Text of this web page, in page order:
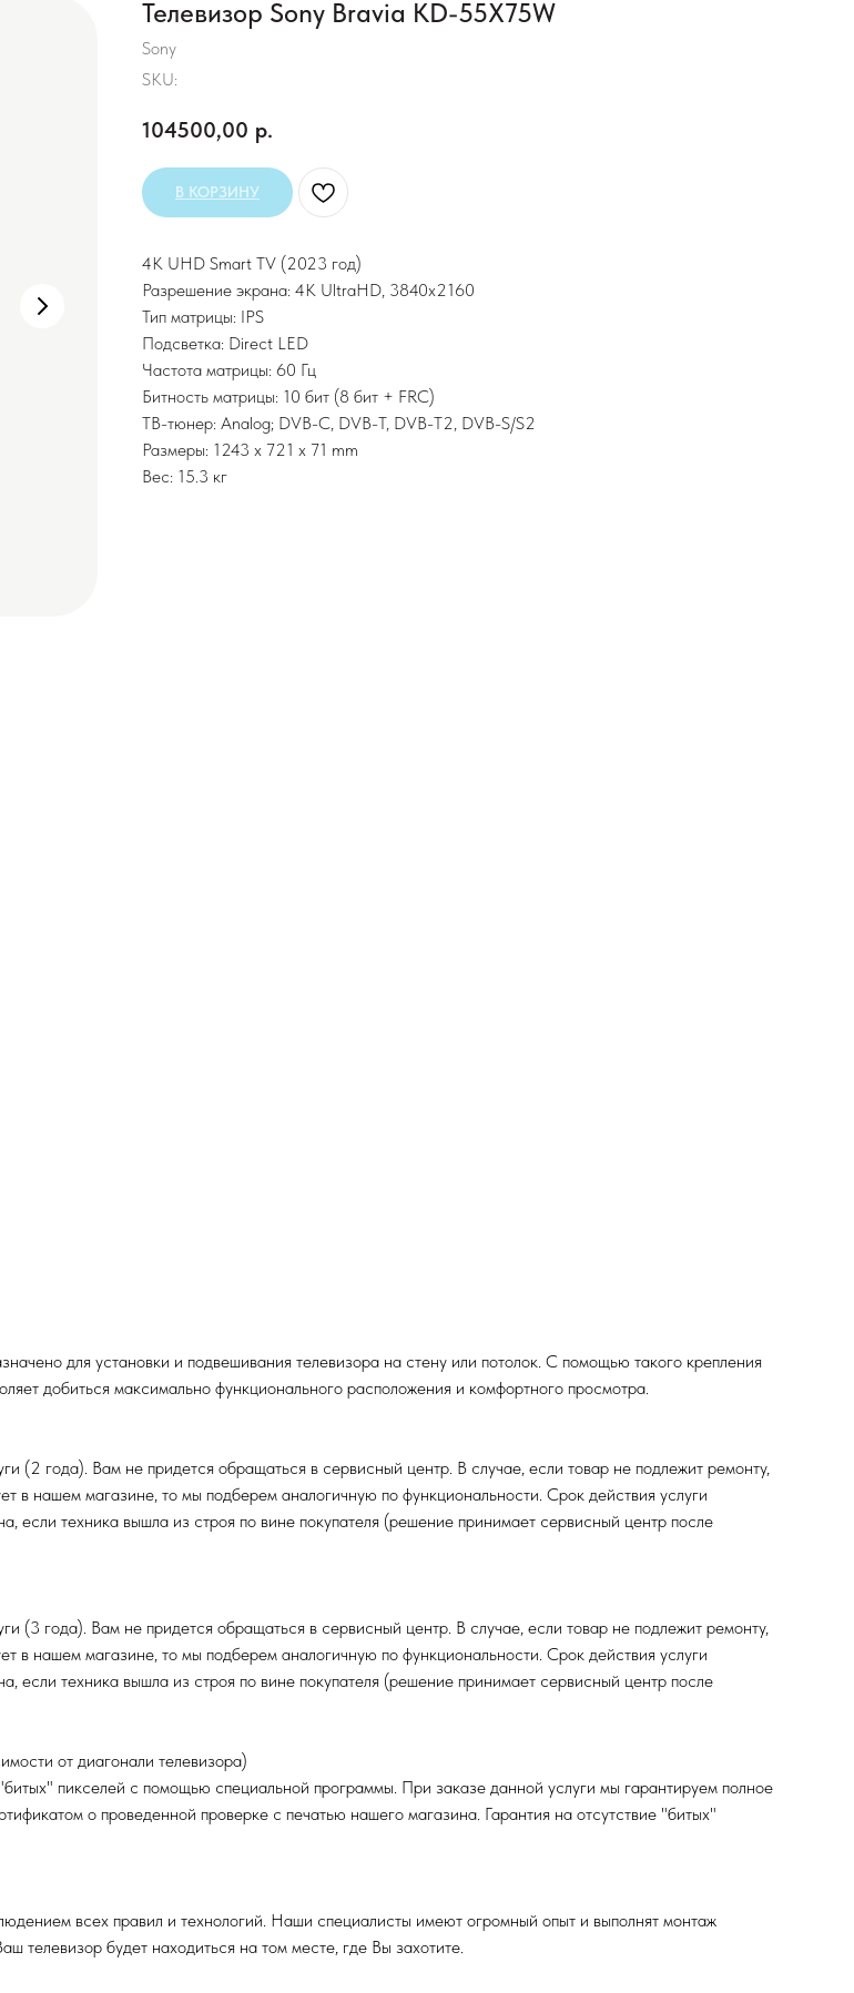
Телевизор Sony Bravia KD-55X75W
Sony
SKU:
104500,00 р.
В КОРЗИНУ
4K UHD Smart TV (2023 год)
Разрешение экрана: 4K UltraHD, 3840х2160
Тип матрицы: IPS
Подсветка: Direct LED
Частота матрицы: 60 Гц
Битность матрицы: 10 бит (8 бит + FRC)
ТВ-тюнер: Analog; DVB-C, DVB-T, DVB-T2, DVB-S/S2
Размеры: 1243 x 721 x 71 mm
Вес: 15.3 кг
для установки и подвешивания телевизора на стену или потолок. С помощью такого крепления
добиться максимально функционального расположения и комфортного просмотра.
(2 года). Вам не придется обращаться в сервисный центр. В случае, если товар не подлежит ремонту,
в нашем магазине, то мы подберем аналогичную по функциональности. Срок действия услуги
если техника вышла из строя по вине покупателя (решение принимает сервисный центр после
(3 года). Вам не придется обращаться в сервисный центр. В случае, если товар не подлежит ремонту,
в нашем магазине, то мы подберем аналогичную по функциональности. Срок действия услуги
если техника вышла из строя по вине покупателя (решение принимает сервисный центр после
от диагонали телевизора)
пикселей с помощью специальной программы. При заказе данной услуги мы гарантируем полное
о проведенной проверке с печатью нашего магазина. Гарантия на отсутствие "битых"
всех правил и технологий. Наши специалисты имеют огромный опыт и выполнят монтаж
телевизор будет находиться на том месте, где Вы захотите.